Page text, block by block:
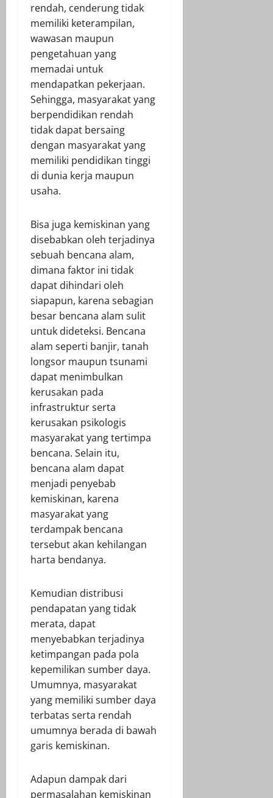
rendah, cenderung tidak
memiliki keterampilan,
wawasan maupun
pengetahuan yang
memadai untuk
mendapatkan pekerjaan.
Sehingga, masyarakat yang
berpendidikan rendah
tidak dapat bersaing
dengan masyarakat yang
memiliki pendidikan tinggi
di dunia kerja maupun
usaha.
Bisa juga kemiskinan yang
disebabkan oleh terjadinya
sebuah bencana alam,
dimana faktor ini tidak
dapat dihindari oleh
siapapun, karena sebagian
besar bencana alam sulit
untuk dideteksi. Bencana
alam seperti banjir, tanah
longsor maupun tsunami
dapat menimbulkan
kerusakan pada
infrastruktur serta
kerusakan psikologis
masyarakat yang tertimpa
bencana. Selain itu,
bencana alam dapat
menjadi penyebab
kemiskinan, karena
masyarakat yang
terdampak bencana
tersebut akan kehilangan
harta bendanya.
Kemudian distribusi
pendapatan yang tidak
merata, dapat
menyebabkan terjadinya
ketimpangan pada pola
kepemilikan sumber daya.
Umumnya, masyarakat
yang memiliki sumber daya
terbatas serta rendah
umumnya berada di bawah
garis kemiskinan.
Adapun dampak dari
permasalahan kemiskinan